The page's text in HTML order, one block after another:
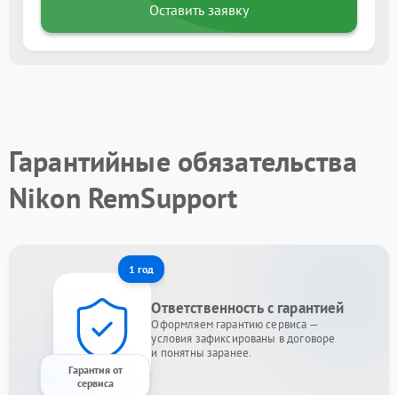
Оставить заявку
Гарантийные обязательства
Nikon RemSupport
1 год
Гарантия от
сервиса
Ответственность с гарантией
Оформляем гарантию сервиса —
условия зафиксированы в договоре
и понятны заранее.